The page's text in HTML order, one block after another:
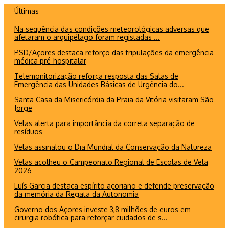
conteúdo
Últimas
Na sequência das condições meteorológicas adversas que
afetaram o arquipélago foram registadas ...
PSD/Açores destaca reforço das tripulações da emergência
médica pré-hospitalar
Telemonitorização reforça resposta das Salas de
Emergência das Unidades Básicas de Urgência do...
Santa Casa da Misericórdia da Praia da Vitória visitaram São
Jorge
Velas alerta para importância da correta separação de
resíduos
Velas assinalou o Dia Mundial da Conservação da Natureza
Velas acolheu o Campeonato Regional de Escolas de Vela
2026
Luís Garcia destaca espírito açoriano e defende preservação
da memória da Regata da Autonomia
Governo dos Açores investe 3,8 milhões de euros em
cirurgia robótica para reforçar cuidados de s...